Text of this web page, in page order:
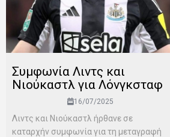
Συμφωνία Λιντς και
Νιούκαστλ για Λόνγκσταφ
16/07/2025
Λιντς και Νιούκαστλ ήρθανε σε
καταρχήν συμφωνία για τη μεταγραφή